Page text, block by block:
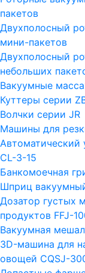
пакетов
Двухполосный
мини-пакетов
Двухполосный
небольших
Вакуумные
Куттеры серии
Волчки серии JR
Машины для
Автоматический
CL-3-15
Банкомоечная
Шприц
Дозатор густых
продуктов FFJ-
Вакуумная
3D-машина для
овощей CQSJ-